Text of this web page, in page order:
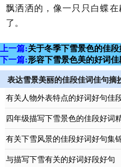
飘洒洒的，像一只只白蝶
了。
上一篇:关于冬季下雪景色的佳段
下一篇:形容下雪景色美的好词佳
表达雪景美丽的佳段佳词佳句摘
有关人物外表特点的好词好句佳
四年级描写下雪景色的佳段好词
有关下雪风景的佳段好词好句集
与描写下雪有关的好词好段好句